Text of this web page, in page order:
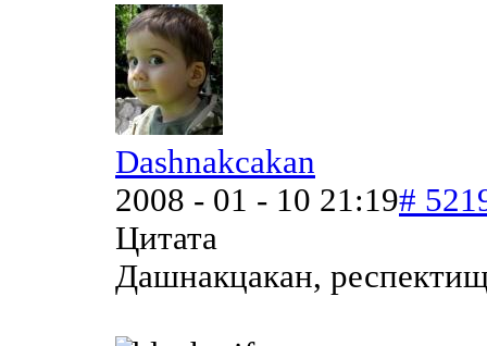
Dashnakcakan
2008 - 01 - 10 21:19#
Цитата
Дашнакцакан,